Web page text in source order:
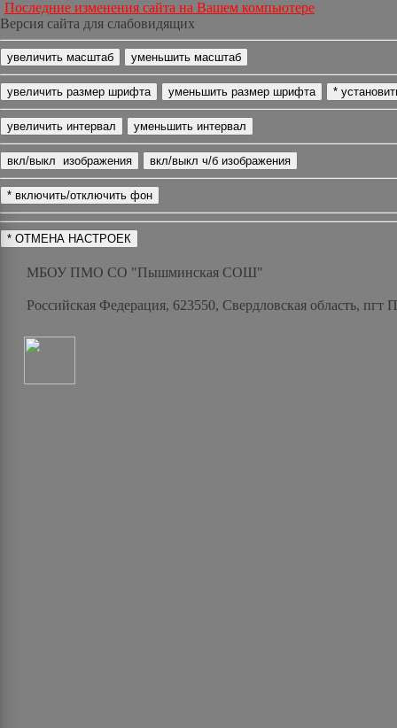
Последние изменения сайта на Вашем компьютере
Версия сайта для слабовидящих
МБОУ ПМО СО "Пышминская СОШ"
Российская Федерация, 623550, Свердловская область,